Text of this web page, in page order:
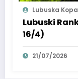
Lubuska
Lubuski
16/4)
21/07/2026